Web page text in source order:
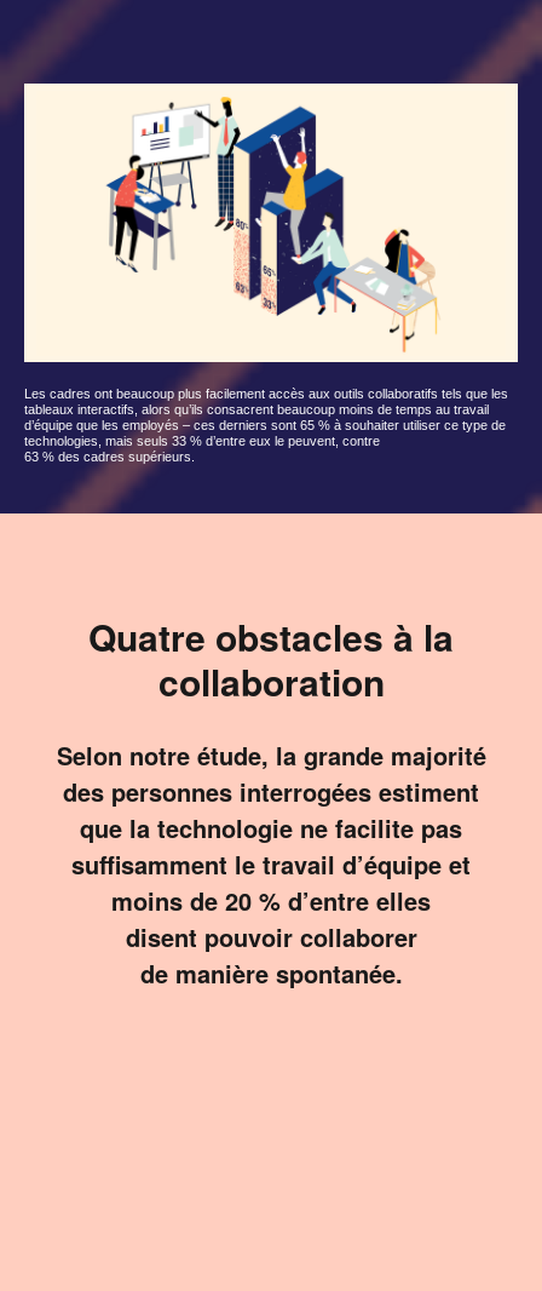
Les cadres ont beaucoup plus facilement accès aux outils collaboratifs tels que les
tableaux interactifs, alors qu’ils consacrent beaucoup moins de temps au travail
d’équipe que les employés – ces derniers sont 65 % à souhaiter utiliser ce type de
technologies, mais seuls 33 % d’entre eux le peuvent, contre
63 % des cadres supérieurs.
Quatre obstacles à la
collaboration
Selon notre étude, la grande majorité
des personnes interrogées estiment
que la technologie ne facilite pas
suffisamment le travail d’équipe et
moins de 20 % d’entre elles
disent pouvoir collaborer
de manière spontanée.